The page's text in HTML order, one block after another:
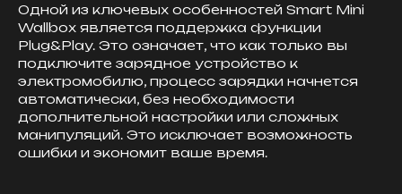
Одной из ключевых особенностей Smart Mini
Wallbox является поддержка функции
Plug&Play. Это означает, что как только вы
подключите зарядное устройство к
электромобилю, процесс зарядки начнется
автоматически, без необходимости
дополнительной настройки или сложных
манипуляций. Это исключает возможность
ошибки и экономит ваше время.